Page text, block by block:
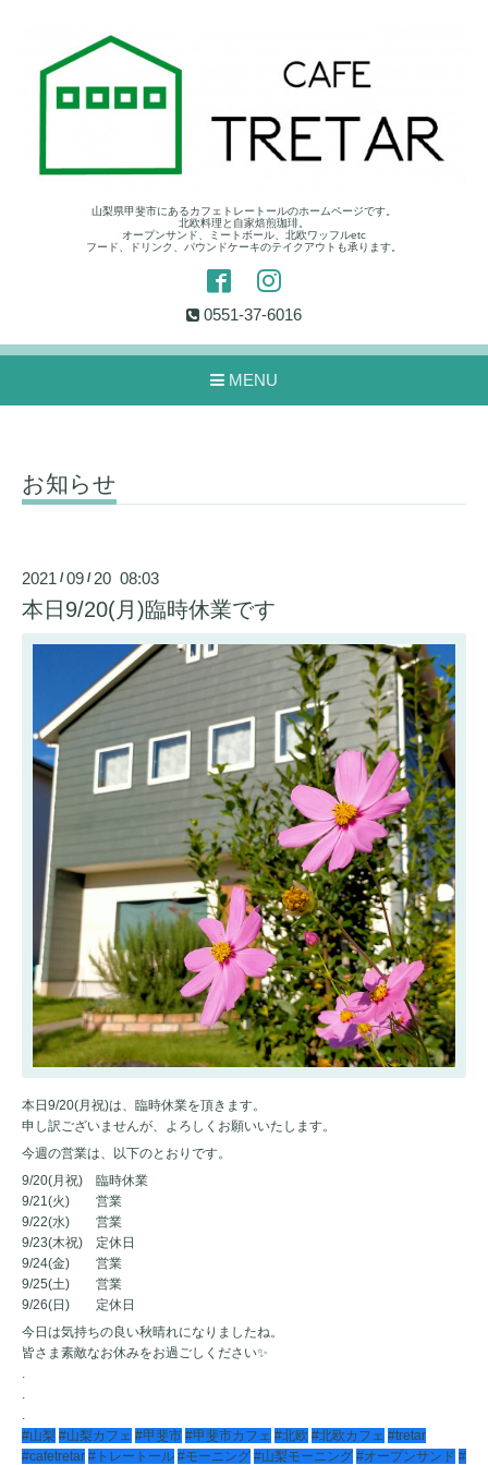
山梨県甲斐市にあるカフェトレートールのホームページです。
北欧料理と自家焙煎珈琲。
オープンサンド、ミートボール、北欧ワッフルetc
フード、ドリンク、パウンドケーキのテイクアウトも承ります。
0551-37-6016
MENU
お知らせ
2021 /09 / 20 08:03
本日9/20(月)臨時休業です
本日9/20(月祝)は、臨時休業を頂きます。
申し訳ございませんが、よろしくお願いいたします。
今週の営業は、以下のとおりです。
9/20(月祝) 臨時休業
9/21(火) 営業
9/22(水) 営業
9/23(木祝) 定休日
9/24(金) 営業
9/25(土) 営業
9/26(日) 定休日
今日は気持ちの良い秋晴れになりましたね。
皆さま素敵なお休みをお過ごしください✨
#山梨 #山梨カフェ #甲斐市 #甲斐市カフェ #北欧 #北欧カフェ #tretar
#cafetretar #トレートール #モーニング #山梨モーニング #オープンサンド #